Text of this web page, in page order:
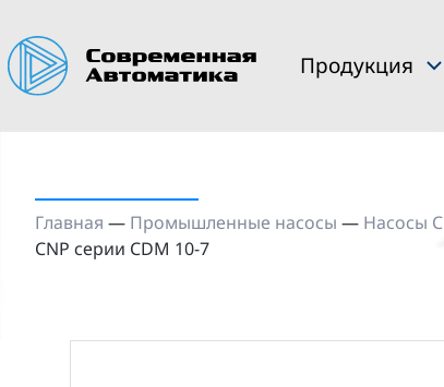
Продукция
Главная — Промышленные насосы — Насосы
CNP серии CDM 10-7